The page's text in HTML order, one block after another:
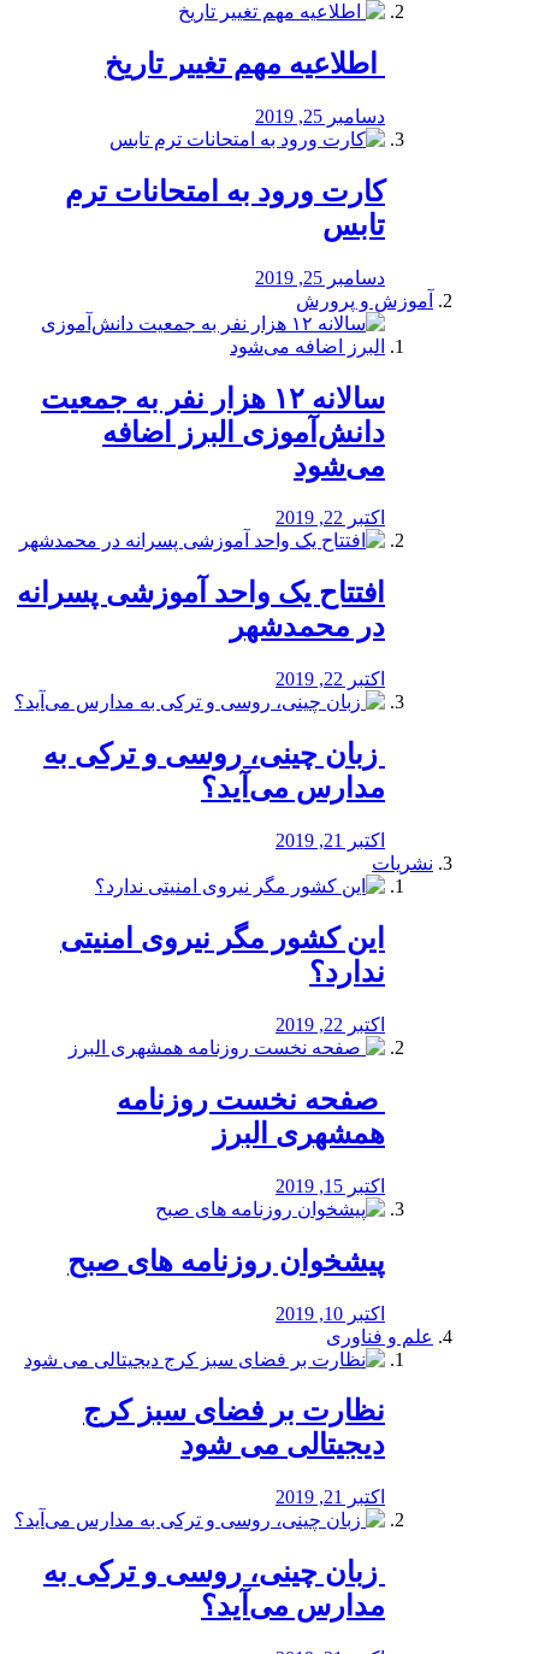
️ اطلاعیه مهم تغییر تاریخ
دسامبر 25, 2019
کارت ورود به امتحانات ترم
تابس
دسامبر 25, 2019
آموزش و پرورش
️سالانه ۱۲ هزار نفر به جمعیت
دانش‌آموزی البرز اضافه
می‌شود
اکتبر 22, 2019
افتتاح یک واحد آموزشی پسرانه
در محمدشهر
اکتبر 22, 2019
️ زبان چینی، روسی و ترکی به
مدارس می‌آید؟
اکتبر 21, 2019
نشریات
این کشور مگر نیروی امنیتی
ندارد؟
اکتبر 22, 2019
️ صفحه نخست روزنامه‌
همشهری البرز
اکتبر 15, 2019
پیشخوان روزنامه های صبح
اکتبر 10, 2019
علم و فناوری
نظارت بر فضای سبز کرج
دیجیتالی می شود
اکتبر 21, 2019
️ زبان چینی، روسی و ترکی به
مدارس می‌آید؟